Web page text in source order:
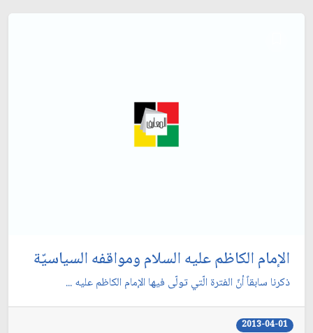
الإمام الكاظم عليه السلام ومواقفه السياسيّة
ذكرنا سابقاً أنّ الفترة الّتي تولّى فيها الإمام الكاظم عليه ...
2013-04-01